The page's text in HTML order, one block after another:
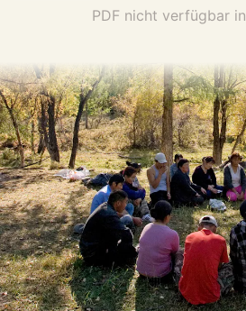
PDF nicht verfügbar in